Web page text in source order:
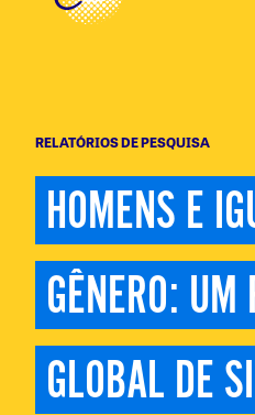
RELATÓRIOS DE PESQUISA
HOMENS E
GÊNERO: UM
GLOBAL DE